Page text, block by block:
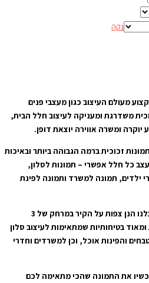
נקה
מעולם העיצוב כגון מעצבי פנים
משדרגת ומעניקה לעיצוב חלל הבית,
ומשרה אווירה יוצאת דופן.
זכוכית ברמה הגבוהה ביותר ובאיכות
כל חלל אפשרי – תמונות לסלון,
ילדים, תמונה למשרד ותמונה לפינת
תמונות הזכוכית שניתן למצוא אצלנו הנן צפות על הקיר במרחק של 3
בטיחותיות שמתאימות לעיצוב סלון
והפינות אוכל, וכן למשרדים וחדרי
את התמונה שהכי מתאימה לכם